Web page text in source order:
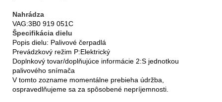
Nahrádza
VAG:3B0 919 051C
Špecifikácia dielu
Popis dielu: Palivové čerpadlá
Prevádzkový režim P:Elektrický
Doplnkový tovar/doplňujúce informácie 2:S jednotkou
palivového snímača
V tomto zozname momentálne prebieha údržba,
ospravedlňujeme sa za spôsobené nepríjemnosti.